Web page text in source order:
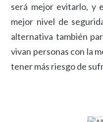
será mejor evitarlo, y
mejor nivel de
alternativa también
vivan personas con la
tener más riesgo de